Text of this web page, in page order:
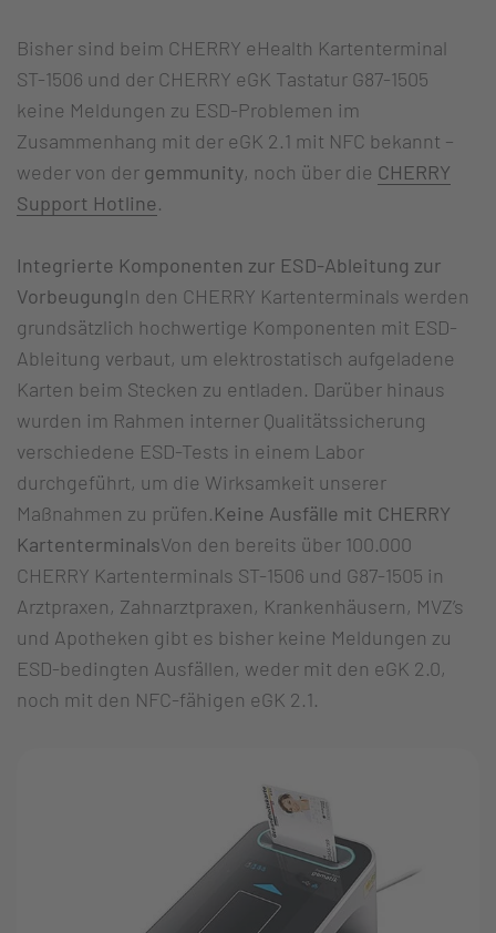
Bisher sind beim CHERRY eHealth Kartenterminal
ST-1506 und der CHERRY eGK Tastatur G87-1505
keine Meldungen zu ESD-Problemen im
Zusammenhang mit der eGK 2.1 mit NFC bekannt –
weder von der gemmunity, noch über die CHERRY
Support Hotline.
Integrierte Komponenten zur ESD-Ableitung zur
VorbeugungIn den CHERRY Kartenterminals werden
grundsätzlich hochwertige Komponenten mit ESD-
Ableitung verbaut, um elektrostatisch aufgeladene
Karten beim Stecken zu entladen. Darüber hinaus
wurden im Rahmen interner Qualitätssicherung
verschiedene ESD-Tests in einem Labor
durchgeführt, um die Wirksamkeit unserer
Maßnahmen zu prüfen.Keine Ausfälle mit CHERRY
KartenterminalsVon den bereits über 100.000
CHERRY Kartenterminals ST-1506 und G87-1505 in
Arztpraxen, Zahnarztpraxen, Krankenhäusern, MVZ’s
und Apotheken gibt es bisher keine Meldungen zu
ESD-bedingten Ausfällen, weder mit den eGK 2.0,
noch mit den NFC-fähigen eGK 2.1.